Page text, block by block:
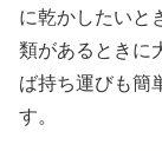
に乾かしたいと
類があるときに
ば持ち運びも簡
す。